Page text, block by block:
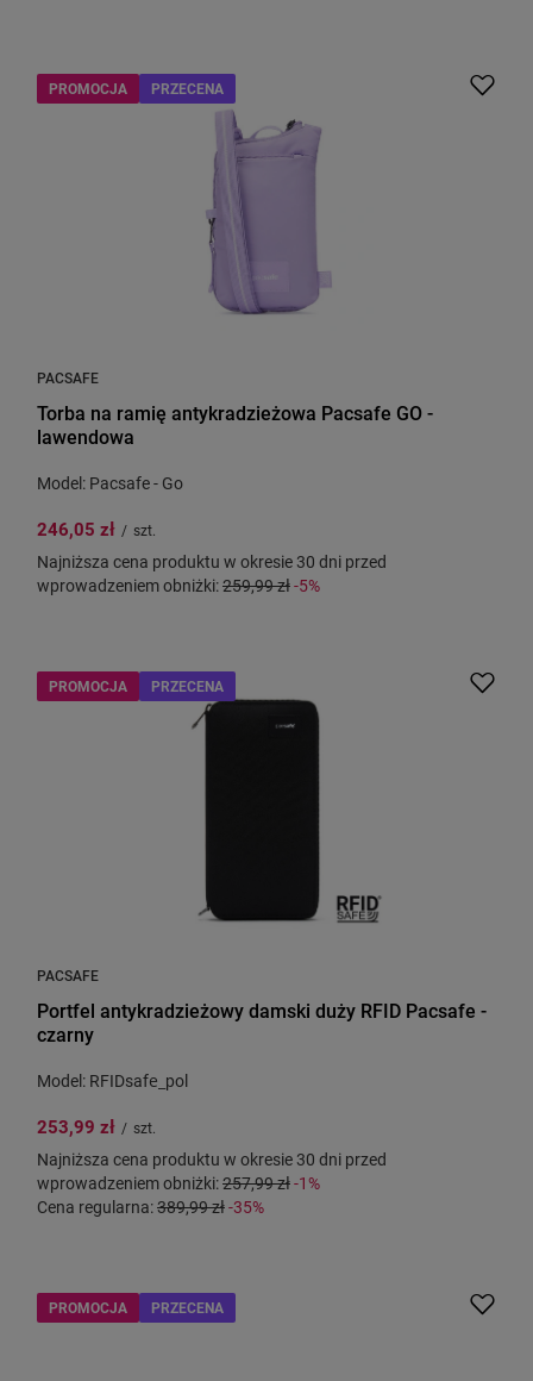
PROMOCJA PRZECENA
PACSAFE
Torba na ramię antykradzieżowa Pacsafe GO -
lawendowa
Model: Pacsafe - Go
246,05 zł / szt.
Najniższa cena produktu w okresie 30 dni przed
wprowadzeniem obniżki:259,99 zł-5%
PROMOCJA PRZECENA
PACSAFE
Portfel antykradzieżowy damski duży RFID Pacsafe -
czarny
Model: RFIDsafe_pol
253,99 zł / szt.
Najniższa cena produktu w okresie 30 dni przed
wprowadzeniem obniżki:257,99 zł-1%
Cena regularna:389,99 zł-35%
PROMOCJA PRZECENA